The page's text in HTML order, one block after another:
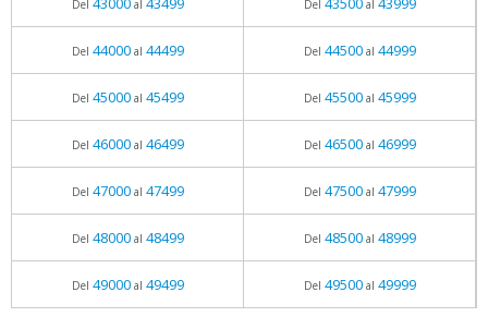
Del al Del al
Del 44000al 44499 Del 44500al 44999
Del 45000al 45499 Del 45500al 45999
Del 46000al 46499 Del 46500al 46999
Del 47000al 47499 Del 47500al 47999
Del 48000al 48499 Del 48500al 48999
Del 49000al 49499 Del 49500al 49999